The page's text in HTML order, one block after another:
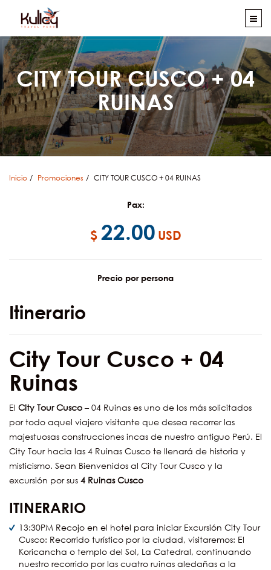
CITY TOUR CUSCO + 04
RUINAS
Inicio Promociones CITY TOUR CUSCO + 04 RUINAS
Pax:
$ 22.00 USD
Precio por persona
Itinerario
City Tour Cusco + 04
Ruinas
El City Tour Cusco – 04 Ruinas es uno de los más solicitados
por todo aquel viajero visitante que desea recorrer las
majestuosas construcciones incas de nuestro antiguo Perú. El
City Tour hacia las 4 Ruinas Cusco te llenará de historia y
misticismo. Sean Bienvenidos al City Tour Cusco y la
excursión por sus 4 Ruinas Cusco
ITINERARIO
13:30PM Recojo en el hotel para iniciar Excursión City Tour
Cusco: Recorrido turístico por la ciudad, visitaremos: El
Koricancha o templo del Sol, La Catedral, continuando
nuestro recorrido por las cuatro ruinas aledañas a la